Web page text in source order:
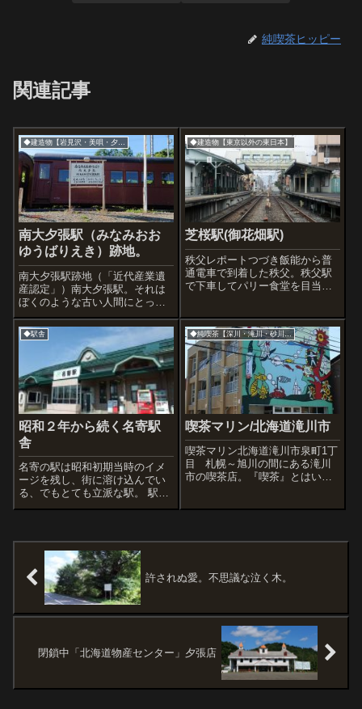
純喫茶ヒッピー
関連記事
南大夕張駅（みなみおお
ゆうばりえき）跡地。
南大夕張駅跡地（「近代産業遺
産認定」）南大夕張駅。それは
ぼくのような古い人間にとっ
て、なかなか懐かしい響き。三
菱石炭鉱業の「大夕張鉄道線」
といって、炭鉱のための鉄道の
ようなもんです。私鉄ですね。
この辺は河川の分岐地点でもあ
るため、当初は二股...
◆建造物【東京以外の東日本】
芝桜駅(御花畑駅)
秩父レポートつづき飯能から普
通電車で到着した秩父。秩父駅
で下車してパリー食堂を目当て
ら「御花畑駅」というとても可
愛い名前の駅があることがわか
った。着いてみるとイメージど
おり小さな駅で、...
◆駅舎
昭和２年から続く名寄駅
舎
名寄の駅は昭和初期当時のイメ
ージを残し、街に溶け込んでい
る、でもとても立派な駅。 駅前
に建つ『太陽の塔』。 太陽の
現した時計塔。１９９８年に設
置。高さは・・・・７m 46 cm
= なよ...
◆純喫茶【深川・滝川・砂川市】
喫茶マリン/北海道滝川市
喫茶マリン北海道滝川市泉町1丁
目 札幌～旭川の間にある滝川
市の喫茶店。『喫茶』とはい
たしは普通の量で充分なほうな
許されぬ愛。不思議な泣く木。
閉鎖中「北海道物産センター」夕張店